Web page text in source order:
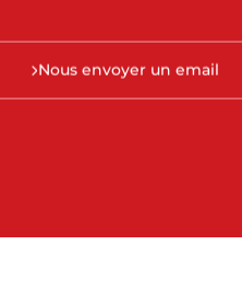
Nous envoyer un email